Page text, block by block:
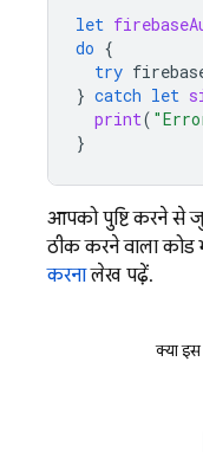
let
do {
try
} catch let
print(
}
आपको पुष्टि करने से
ठीक करने वाला कोड
करनालेख पढ़ें.
क्या